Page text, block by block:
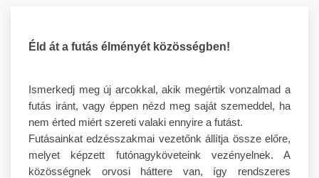
Éld át a futás élményét közösségben!
Ismerkedj meg új arcokkal, akik megértik vonzalmad a
futás iránt, vagy éppen nézd meg saját szemeddel, ha
nem érted miért szereti valaki ennyire a futást.
Futásainkat edzésszakmai vezetőnk állítja össze előre,
melyet képzett futónagyköveteink vezényelnek. A
közösségnek orvosi háttere van, így rendszeres